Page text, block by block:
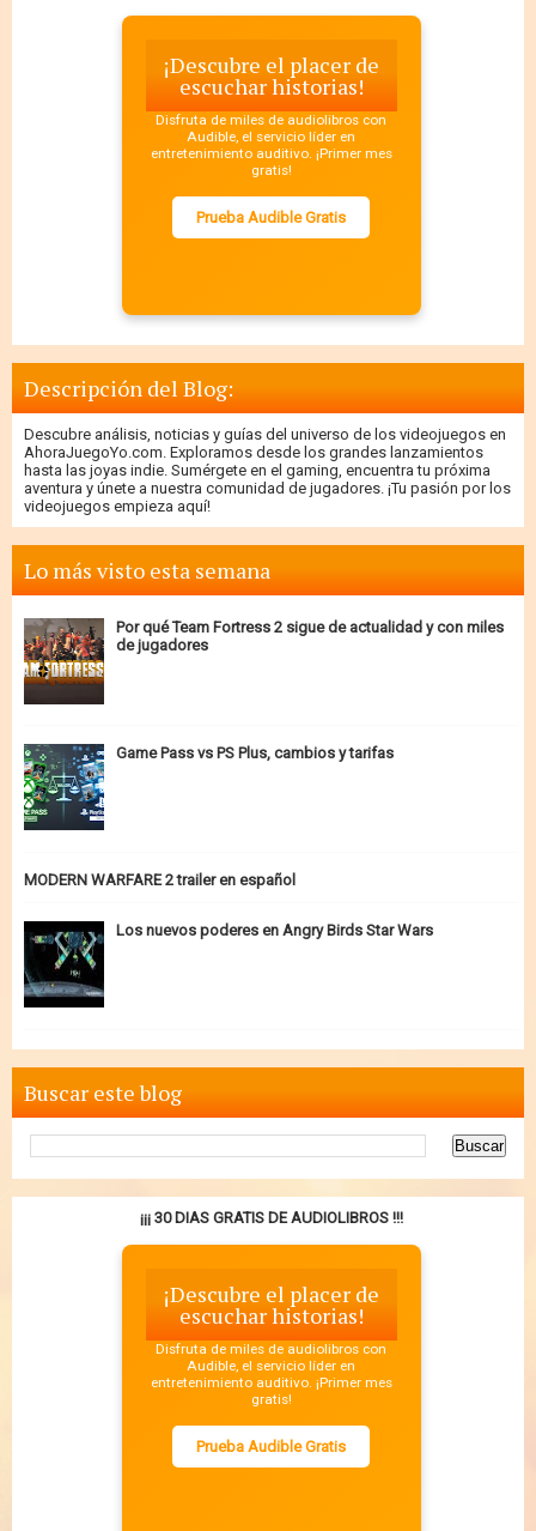
¡Descubre el placer de
escuchar historias!
Disfruta de miles de audiolibros con
Audible, el servicio líder en
entretenimiento auditivo. ¡Primer mes
gratis!
Prueba Audible Gratis
Descripción del Blog:
Descubre análisis, noticias y guías del universo de los videojuegos en
AhoraJuegoYo.com. Exploramos desde los grandes lanzamientos
hasta las joyas indie. Sumérgete en el gaming, encuentra tu próxima
aventura y únete a nuestra comunidad de jugadores. ¡Tu pasión por los
videojuegos empieza aquí!
Lo más visto esta semana
Por qué Team Fortress 2 sigue de actualidad y con miles
de jugadores
Game Pass vs PS Plus, cambios y tarifas
MODERN WARFARE 2 trailer en español
Los nuevos poderes en Angry Birds Star Wars
Buscar este blog
¡¡¡ 30 DIAS GRATIS DE AUDIOLIBROS !!!
¡Descubre el placer de
escuchar historias!
Disfruta de miles de audiolibros con
Audible, el servicio líder en
entretenimiento auditivo. ¡Primer mes
gratis!
Prueba Audible Gratis